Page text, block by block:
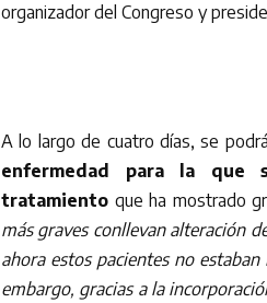
organizador del Congreso y
A lo largo de cuatro días, se
enfermedad para la que
tratamiento que ha mostrado
más graves conllevan alteración
ahora estos pacientes no
embargo, gracias a la